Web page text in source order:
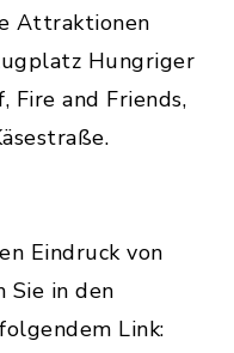
Attraktionen
Hungriger
and Friends,
Eindruck von
Sie in den
Link: